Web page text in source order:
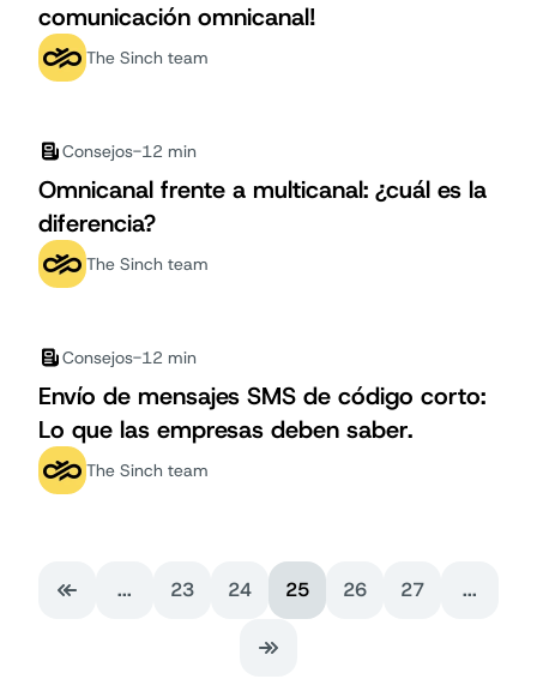
comunicación omnicanal!
The Sinch team
Consejos-12 min
Omnicanal frente a multicanal: ¿cuál es la
diferencia?
The Sinch team
Consejos-12 min
Envío de mensajes SMS de código corto:
Lo que las empresas deben saber.
The Sinch team
Primera página
... 23 24 25 26 27 ...
Última página